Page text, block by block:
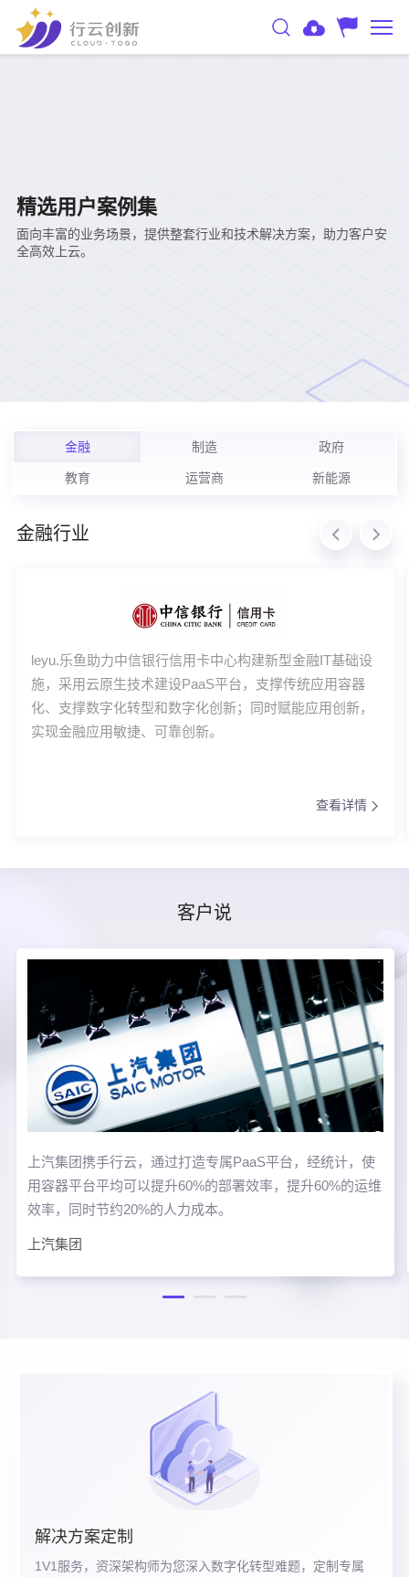
精选用户案例集
面向丰富的业务场景，提供整套行业和技术解决方案，助力客户安
全高效上云。
金融 制造 政府
教育 运营商 新能源
金融行业
leyu.乐鱼助力中信银行信用卡中心构建新型金融IT基础设
施，采用云原生技术建设PaaS平台，支撑传统应用容器
化、支撑数字化转型和数字化创新；同时赋能应用创新，
实现金融应用敏捷、可靠创新。
查看详情
客户说
上汽集团携手行云，通过打造专属PaaS平台，经统计，使
用容器平台平均可以提升60%的部署效率，提升60%的运维
效率，同时节约20%的人力成本。
上汽集团
解决方案定制
1V1服务，资深架构师为您深入数字化转型难题，定制专属